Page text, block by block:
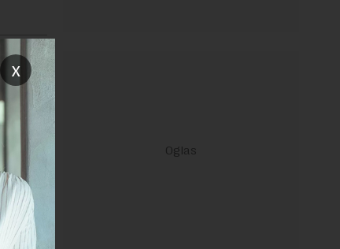
linka
x